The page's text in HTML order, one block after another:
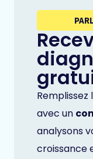
avec un
analysons
croissance